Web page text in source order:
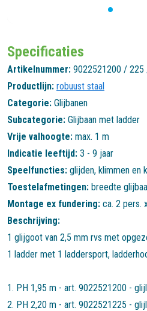
Specificaties
Artikelnummer: 9022521200 /
Productlijn: robuust staal
Categorie: Glijbanen
Subcategorie: Glijbaan met ladder
Vrije valhoogte: max. 1 m
Indicatie leeftijd: 3 - 9 jaar
Speelfuncties: glijden, klimmen en
Toestelafmetingen: breedte
Montage ex fundering: ca. 2 pers.
Beschrijving:
1 glijgoot van 2,5 mm rvs met
1 ladder met 1 laddersport,
1. PH 1,95 m - art. 9022521200 -
2. PH 2,20 m - art. 9022521225 -